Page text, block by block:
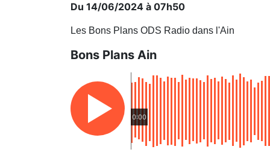
Du 14/06/2024 à 07h50
Les Bons Plans ODS Radio dans l'Ain
Bons Plans Ain
0:00